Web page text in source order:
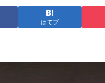
はてブ